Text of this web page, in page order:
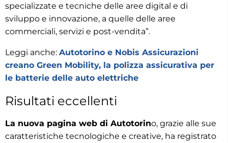
specializzate e tecniche delle aree digital e di
sviluppo e innovazione, a quelle delle aree
commerciali, servizi e post-vendita”.
Leggi anche: Autotorino e Nobis Assicurazioni
creano Green Mobility, la polizza assicurativa per
le batterie delle auto elettriche
Risultati eccellenti
La nuova pagina web di Autotorino, grazie alle sue
caratteristiche tecnologiche e creative, ha registrato